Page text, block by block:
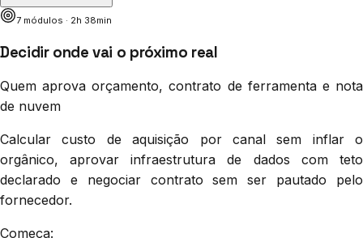
7 módulos · 2h 38min
Decidir onde vai o próximo real
Quem aprova orçamento, contrato de ferramenta e nota
de nuvem
Calcular custo de aquisição por canal sem inflar o
orgânico, aprovar infraestrutura de dados com teto
declarado e negociar contrato sem ser pautado pelo
fornecedor.
Começa: